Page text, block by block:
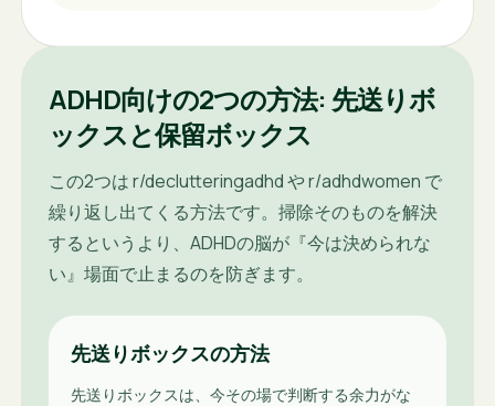
ADHD向けの2つの方法: 先送りボ
ックスと保留ボックス
この2つは r/declutteringadhd や r/adhdwomen で
繰り返し出てくる方法です。掃除そのものを解決
するというより、ADHDの脳が『今は決められな
い』場面で止まるのを防ぎます。
先送りボックスの方法
先送りボックスは、今その場で判断する余力がな